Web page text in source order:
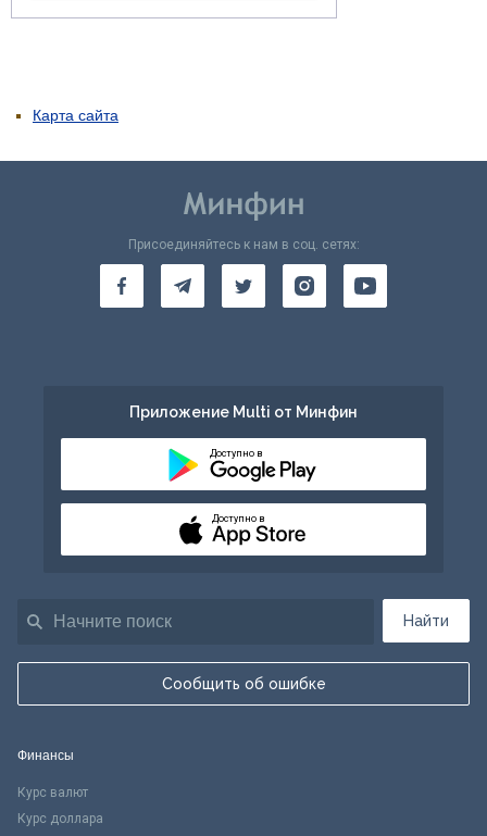
Карта сайта
Найти
Сообщить об ошибке
Присоединяйтесь к нам в соц. сетях:
Приложение Multi от Минфин
Доступно в
Доступно в
Финансы
Курс валют
Курс доллара